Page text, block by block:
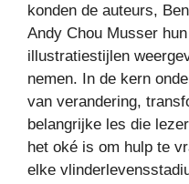
konden de auteurs,
Andy Chou Musser
illustratiestijlen
nemen. In de kern
van verandering,
belangrijke les die
het oké is om hulp te
elke